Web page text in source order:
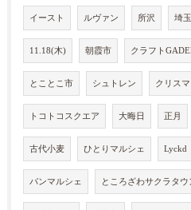
イースト ルヴァン 所沢 埼
11.18(木) 朝霞市 クラフト
とことこ市 シュトレン クリスマ
トコトコスクエア 大晦日 正月
古代小麦 ひとりマルシェ Lyckd
パンマルシェ ところざわサクラタウ